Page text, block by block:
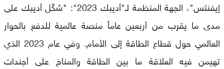
إيفنتس"، الجهة المنظمة لـ"أديبك 2023": "شكّل أديبك على
مدى ما يقرب من أربعين عاماً منصة عالمية للدفع بالحوار
العالمي حول قطاع الطاقة إلى الأمام. وفي عام 2023 الذي
تهيمن فيه العلاقة ما بين الطاقة والمناخ على أجندات